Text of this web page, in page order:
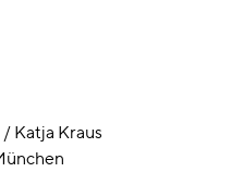
Katja Kraus